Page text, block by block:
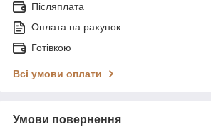
Післяплата
Оплата на рахунок
Готівкою
Всі умови оплати
Умови повернення